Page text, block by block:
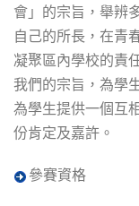
會」的宗旨，舉辨
自己的所長，在青
凝聚區內學校的責
我們的宗旨，為學
為學生提供一個互
份肯定及嘉許。
參賽資格